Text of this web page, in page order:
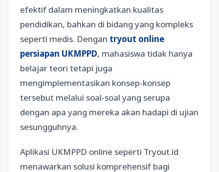
efektif dalam meningkatkan kualitas
pendidikan, bahkan di bidang yang kompleks
seperti medis. Dengan tryout online
persiapan UKMPPD, mahasiswa tidak hanya
belajar teori tetapi juga
mengimplementasikan konsep-konsep
tersebut melalui soal-soal yang serupa
dengan apa yang mereka akan hadapi di ujian
sesungguhnya.
Aplikasi UKMPPD online seperti Tryout.id
menawarkan solusi komprehensif bagi